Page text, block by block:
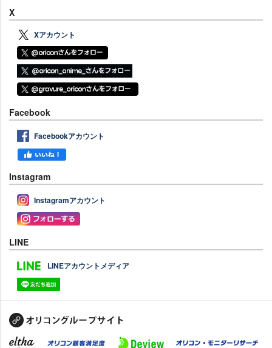
X
Xアカウント
Facebook
Facebookアカウント
Instagram
Instagramアカウント
LINE
LINEアカウントメディア